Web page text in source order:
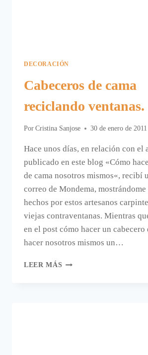
DECORACIÓN
Cabeceros de cama
reciclando ventanas.
Por Cristina Sanjose 30 de enero de 2011
Hace unos días, en relación con el
publicado en este blog «Cómo
de cama nosotros mismos«, recibí
correo de Mondema, mostrándome
hechos por estos artesanos
viejas contraventanas. Mientras
en el post cómo hacer un cabecero
hacer nosotros mismos un…
LEER MÁS CABECEROS